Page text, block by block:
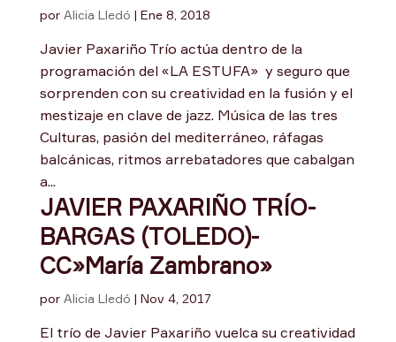
por Alicia Lledó | Ene 8, 2018
Javier Paxariño Trío actúa dentro de la
programación del «LA ESTUFA» y seguro que
sorprenden con su creatividad en la fusión y el
mestizaje en clave de jazz. Música de las tres
Culturas, pasión del mediterráneo, ráfagas
balcánicas, ritmos arrebatadores que cabalgan
a...
JAVIER PAXARIÑO TRÍO-
BARGAS (TOLEDO)-
CC»María Zambrano»
por Alicia Lledó | Nov 4, 2017
El trío de Javier Paxariño vuelca su creatividad